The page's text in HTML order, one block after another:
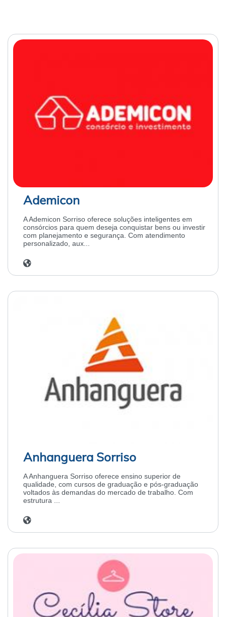
Ademicon
A Ademicon Sorriso oferece soluções inteligentes em
consórcios para quem deseja conquistar bens ou investir
com planejamento e segurança. Com atendimento
personalizado, aux...
Anhanguera Sorriso
A Anhanguera Sorriso oferece ensino superior de
qualidade, com cursos de graduação e pós-graduação
voltados às demandas do mercado de trabalho. Com
estrutura ...